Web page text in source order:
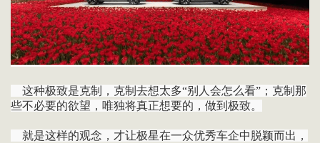
这种极致是克制，克制去想太多“别人会怎么看”；克制那
些不必要的欲望，唯独将真正想要的，做到极致。
就是这样的观念，才让极星在一众优秀车企中脱颖而出，